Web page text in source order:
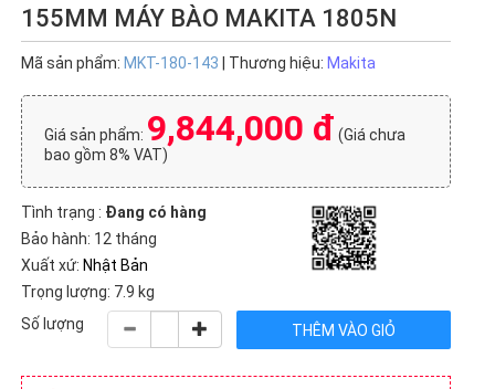
155MM MÁY BÀO MAKITA 1805N
Mã sản phẩm:MKT-180-143 | Thương hiệu:Makita
Giá sản phẩm: 9,844,000 đ (Giá chưa
bao gồm 8% VAT)
Tình trạng : Đang có hàng
Bảo hành: 12 tháng
Xuất xứ:Nhật Bản
Trọng lượng: 7.9 kg
Số lượng